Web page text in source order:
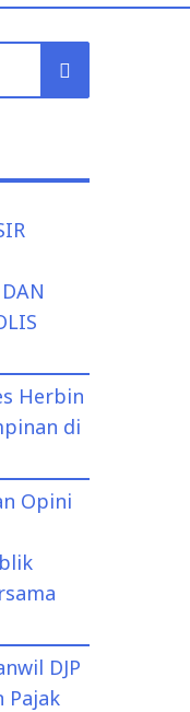
Herbin
di
Opini
DJP
Pajak